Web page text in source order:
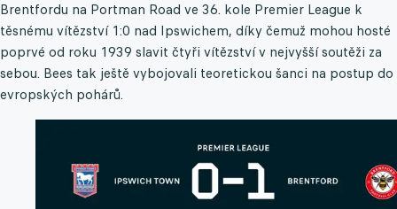
Brentfordu na Portman Road ve 36. kole Premier League k
těsnému vítězství 1:0 nad Ipswichem, díky čemuž mohou hosté
poprvé od roku 1939 slavit čtyři vítězství v nejvyšší soutěži za
sebou. Bees tak ještě vybojovali teoretickou šanci na postup do
evropských pohárů.